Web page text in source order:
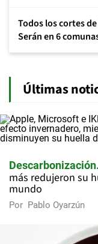
Todos los cortes
Serán en 6
Últimas
Descarbonización
más redujeron su
mundo
Por Pablo Oyarzún